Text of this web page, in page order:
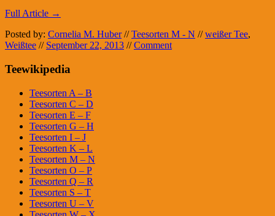
Full Article →
Posted by: Cornelia M. Huber // Teesorten M - N // weißer Tee,
Weißtee // September 22, 2013 //Comment
Teewikipedia
Teesorten A – B
Teesorten C – D
Teesorten E – F
Teesorten G – H
Teesorten I – J
Teesorten K – L
Teesorten M – N
Teesorten O – P
Teesorten Q – R
Teesorten S – T
Teesorten U – V